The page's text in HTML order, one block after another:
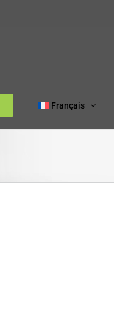
Français